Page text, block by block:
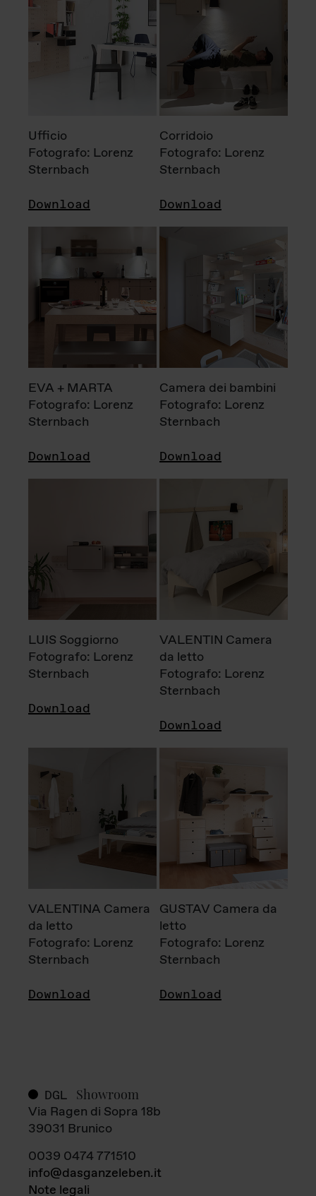
Ufficio
Fotografo: Lorenz
Sternbach
Download
Corridoio
Fotografo: Lorenz
Sternbach
Download
EVA + MARTA
Fotografo: Lorenz
Sternbach
Download
Camera dei bambini
Fotografo: Lorenz
Sternbach
Download
LUIS Soggiorno
Fotografo: Lorenz
Sternbach
Download
VALENTIN Camera
da letto
Fotografo: Lorenz
Sternbach
Download
VALENTINA Camera
da letto
Fotografo: Lorenz
Sternbach
Download
GUSTAV Camera da
letto
Fotografo: Lorenz
Sternbach
Download
DGL Showroom
Via Ragen di Sopra 18b
39031 Brunico
0039 0474 771510
info@dasganzeleben.it
Note legali